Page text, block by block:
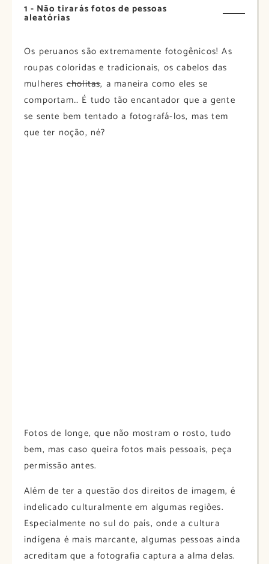
1 - Não tirarás fotos de pessoas
aleatórias
Os peruanos são extremamente fotogênicos! As
roupas coloridas e tradicionais, os cabelos das
mulherescholitas, a maneira como eles se
comportam… É tudo tão encantador que a gente
se sente bem tentado a fotografá-los, mas tem
que ter noção, né?
Fotos de longe, que não mostram o rosto, tudo
bem, mas caso queira fotos mais pessoais, peça
permissão antes.
Além de ter a questão dos direitos de imagem, é
indelicado culturalmente em algumas regiões.
Especialmente no sul do país, onde a cultura
indígena é mais marcante, algumas pessoas ainda
acreditam que a fotografia captura a alma delas.